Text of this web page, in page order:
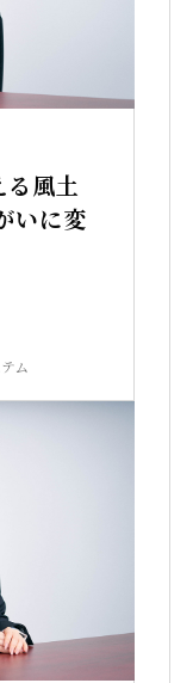
風土
いに変
ム